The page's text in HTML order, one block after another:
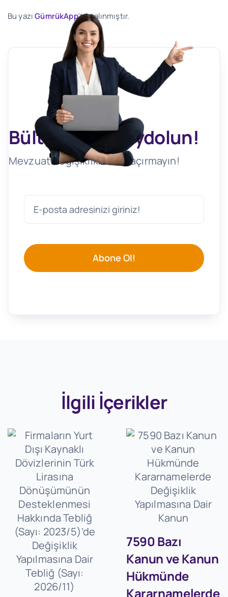
Bu yazıGümrükApp'ten alınmıştır.
Bültenimize Kaydolun!
Mevzuat Değişikliklerini Kaçırmayın!
Abone Ol!
İlgili İçerikler
7590 Bazı
Kanun ve Kanun
Hükmünde
Kararnamelerde